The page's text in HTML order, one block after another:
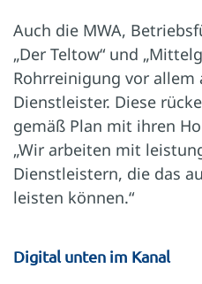
Auch die MWA,
„Der Teltow“ und
Rohrreinigung vor allem
Dienstleister. Diese
gemäß Plan mit ihren
„Wir arbeiten mit
Dienstleistern, die das
leisten können.“
Digital unten im Kanal